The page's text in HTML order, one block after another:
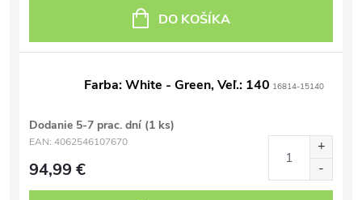
DO KOŠÍKA
Farba: White - Green, Veľ.: 140 16814-15140
Dodanie 5-7 prac. dní (1 ks)
EAN: 4062546107670
94,99 €